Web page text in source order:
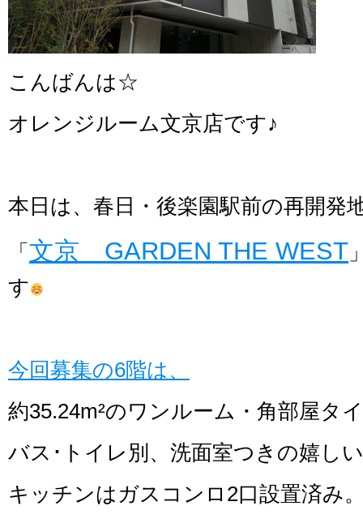
こんばんは☆
オレンジルーム文京店です♪
本日は、春日・後楽園駅前の再開発
「 文京 GARDEN THE WEST
す
今回募集の6階は、
約35.24m²のワンルーム・角部屋タ
バス･トイレ別、洗面室つきの嬉し
キッチンはガスコンロ2口設置済み